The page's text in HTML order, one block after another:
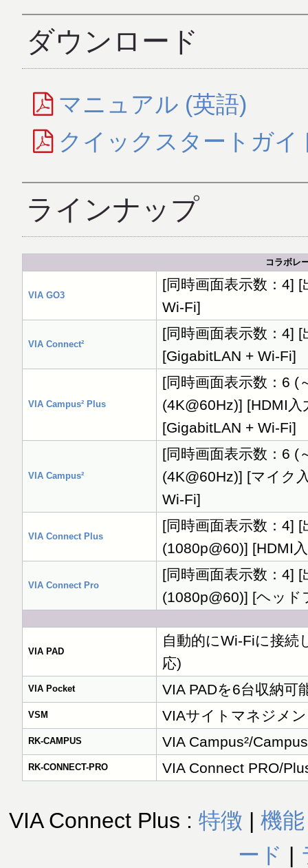
ダウンロード
マニュアル (英語)
クイックスタートガイ
ラインナップ
コラボレ
VIA GO3
[同時画面表示数：4]
Wi-Fi]
VIA Connect²
[同時画面表示数：4]
[GigabitLAN + Wi-Fi]
VIA Campus² Plus
[同時画面表示数：6 (
(4K@60Hz)] [HDMI
[GigabitLAN + Wi-Fi]
VIA Campus²
[同時画面表示数：6 (
(4K@60Hz)] [マイク
Wi-Fi]
VIA Connect Plus
[同時画面表示数：4]
(1080p@60)] [HDMI
VIA Connect Pro
[同時画面表示数：4]
(1080p@60)] [ヘッド
VIA PAD
自動的にWi-Fiに接続
応)
VIA Pocket VIA PADを6台収納可
VSM VIAサイトマネジメ
RK-CAMPUS VIA Campus²/
RK-CONNECT-PRO VIA Connect PRO/
VIA Connect Plus : 特徴 | 機能
ード |